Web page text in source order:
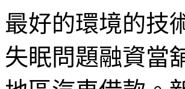
最好的環境的技
失眠問題融資當